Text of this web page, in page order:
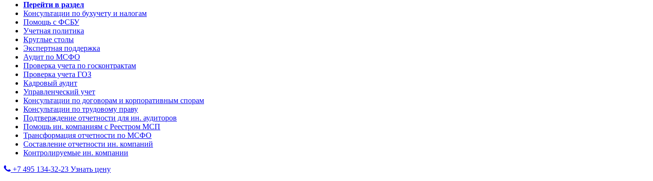
Перейти в раздел
Консультации по бухучету и налогам
Помощь с ФСБУ
Учетная политика
Круглые столы
Экспертная поддержка
Аудит по МСФО
Проверка учета по госконтрактам
Проверка учета ГОЗ
Кадровый аудит
Управленческий учет
Консультации по договорам и корпоративным спорам
Консультации по трудовому праву
Подтверждение отчетности для ин. аудиторов
Помощь ин. компаниям с Реестром МСП
Трансформация отчетности по МСФО
Составление отчетности ин. компаний
Контролируемые ин. компании
+7 495 134-32-23 Узнать цену